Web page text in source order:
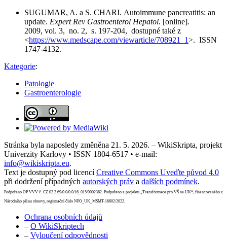
SUGUMAR, A. a S. CHARI. Autoimmune pancreatitis: an
update. Expert Rev Gastroenterol Hepatol. [online].
2009, vol. 3, no. 2, s. 197-204, dostupné také z
<https://www.medscape.com/viewarticle/708921_1>. ISSN
1747-4132.
Kategorie:
Patologie
Gastroenterologie
Stránka byla naposledy změněna 21. 5. 2026. – WikiSkripta, projekt
Univerzity Karlovy • ISSN 1804-6517 • e-mail:
info@wikiskripta.eu.
Text je dostupný pod licencíCreative Commons Uveďte původ 4.0
při dodržení případných autorských práv a dalších podmínek.
Podpořeno OP VVV č. CZ.02.2.69/0.0/0.0/16_015/0002362. Podpořeno z projektu „Transformace pro VŠ na UK“, financovaného z
Národního plánu obnovy, registrační číslo NPO_UK_MSMT-16602/2022.
Ochrana osobních údajů
– O WikiSkriptech
– Vyloučení odpovědnosti